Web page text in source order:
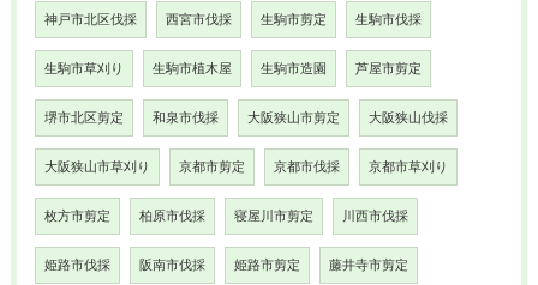
神戸市北区伐採 西宮市伐採 生駒市剪定 生駒市伐採
生駒市草刈り 生駒市植木屋 生駒市造園 芦屋市剪定
堺市北区剪定 和泉市伐採 大阪狭山市剪定 大阪狭山伐採
大阪狭山市草刈り 京都市剪定 京都市伐採 京都市草刈り
枚方市剪定 柏原市伐採 寝屋川市剪定 川西市伐採
姫路市伐採 阪南市伐採 姫路市剪定 藤井寺市剪定